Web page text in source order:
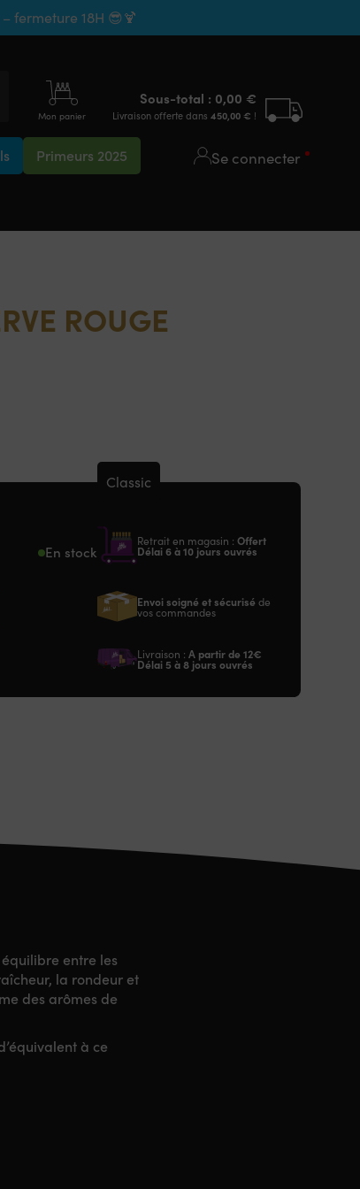
fermeture 18H 😎🍹
Mon panier
Sous-total : 0,00 €
Livraison offerte dans 450,00 € !
Primeurs 2025 Se connecter
ROUGE
En stock
Classic
Retrait en magasin : Offert
Délai 6 à 10 jours ouvrés
Envoi soigné et sécurisé de
vos commandes
Livraison : A partir de 12€
Délai 5 à 8 jours ouvrés
entre les
la rondeur et
des arômes de
à ce